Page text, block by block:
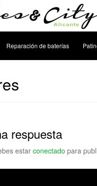
Reparación de baterías
respuesta
estar conectado para